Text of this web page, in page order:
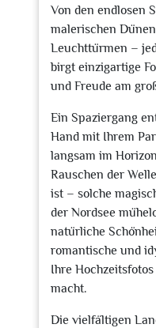
Von den endlosen
malerischen
Leuchttürmen –
birgt einzigartige
und Freude am
Ein Spaziergang
Hand mit Ihrem
langsam im
Rauschen der
ist – solche
der Nordsee
natürliche
romantische und
Ihre
macht.
Die vielfältigen